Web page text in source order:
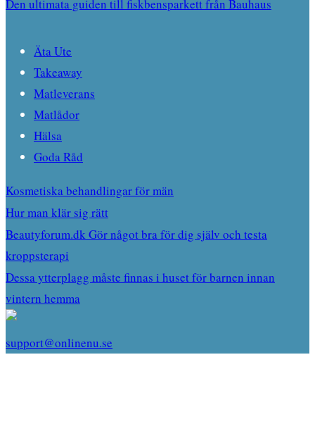
Den ultimata guiden till fiskbensparkett från Bauhaus
Äta Ute
Takeaway
Matleverans
Matlådor
Hälsa
Goda Råd
Kosmetiska behandlingar för män
Hur man klär sig rätt
Beautyforum.dk Gör något bra för dig själv och testa
kroppsterapi
Dessa ytterplagg måste finnas i huset för barnen innan
vintern hemma
support@onlinenu.se